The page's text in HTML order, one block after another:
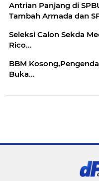
Antrian Panjang di
Tambah Armada dan
Seleksi Calon Sekda
Rico...
BBM
Buka...